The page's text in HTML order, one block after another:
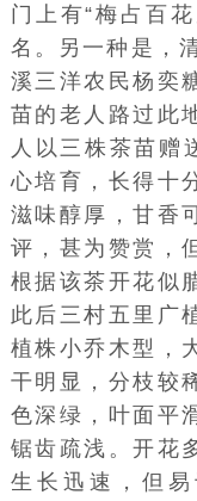
门上有“梅占 百
名。另一种是，
溪三洋农民杨奕
苗的老人路过此
人以三株茶苗赠
心培育，长得十
滋味醇厚，甘香
评，甚为赞赏，
根据该茶开花似
此后三村五里广
植株小乔木型，
干明显，分枝较
色深绿，叶面平
锯齿疏浅。开花
生长迅速，但